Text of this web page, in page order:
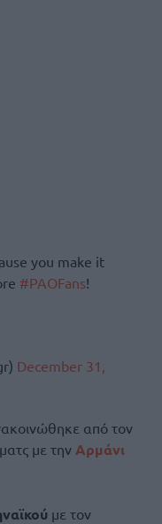
you make it
#PAOFans!
December 31,
από τον
με τηνΑρμάνι
με τον